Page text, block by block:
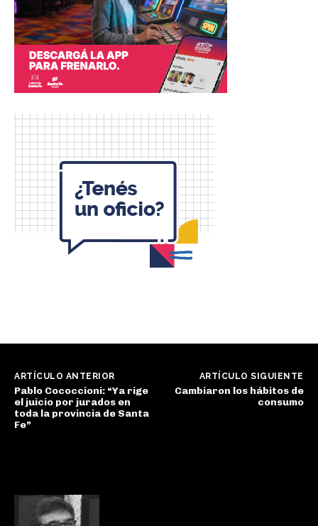
ARTÍCULO ANTERIOR
Pablo Cococcioni: “Ya rige
el juicio por jurados en
toda la provincia de Santa
Fe”
ARTÍCULO SIGUIENTE
Cambiaron los hábitos de
consumo